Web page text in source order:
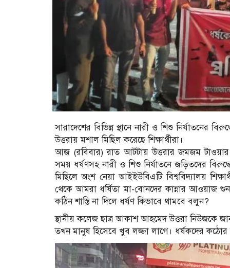
সারাদেশের বিভিন্ন স্থানে নারী ও শিশু নির্যাতনের
উত্তরায় মশাল মিছিল করেছে শিক্ষার্থীরা।
আজ (রবিবার) রাত আটটায় উত্তরার জমজম টাওয়ার
সময় ধর্ষণসহ নারী ও শিশু নির্যাতনে জড়িতদের
মিছিলে অংশ নেয়া আইইউবিএটি বিশ্ববিদ্যালয়
থেকে আমরা ধর্ষিতা মা-বোনদের কান্নার আওয়াজ
কঠিন শাস্তি না দিলে ধর্ষণ কিভাবে থামবে বলুন?
স্থানীয় কলেজ ছাত্র আকাশ আহমেদ উত্তরা নিউজকে
তখন মানুষ হিসেবে খুব লজ্জা লাগে। ধর্ষকদের কঠোর